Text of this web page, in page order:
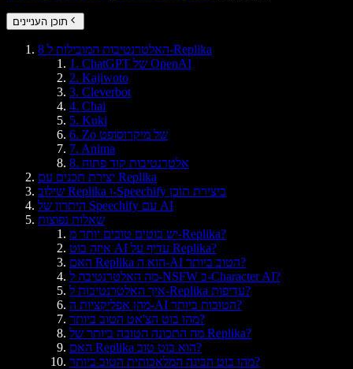
תוכן העניינים
8 האלטרנטיבות המובילות ל-Replika
1. ChatGPT של OpenAI
2. Kajiwoto
3. Cleverbot
4. Chai
5. Kuki
6. Zo של מיקרוסופט
7. Anima
8. אלטרנטיבות קוד פתוח
יצירת תכנים עם Replika
שילוב Replika ו-Speechify ביצירת תוכן
היתרון של Speechify עם AI
שאלות נפוצות
יש בוטים טובים יותר מ-Replika?
איזה בוט AI עדיף על Replika?
האם Replika הוא ה-AI הטוב ביותר?
מה האלטרנטיבה ל-NSFW ב-Character AI?
איך האלטרנטיבות ל-Replika עדיפות?
מהן אפליקציות ה-AI הטובות ביותר?
מהו בוט הצ'אט הטוב ביותר?
מה התכונה הטובה ביותר של Replika?
האם Replika הוא בוט טוב?
מהו בוט הבינה המלאכותית הטוב ביותר?